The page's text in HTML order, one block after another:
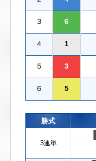
３ 6
４ 1
５ 3
６ 5
勝式
3連単